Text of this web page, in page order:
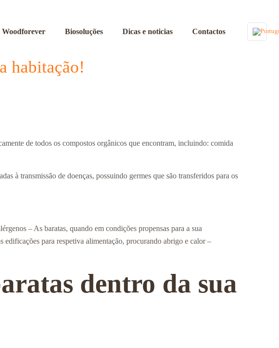
Woodforever Biosoluções Dicas e noticias Contactos
habitação!
de todos os compostos orgânicos que encontram, incluindo: comida
à transmissão de doenças, possuindo germes que são transferidos para os
– As baratas, quando em condições propensas para a sua
edificações para respetiva alimentação, procurando abrigo e calor –
dentro da sua